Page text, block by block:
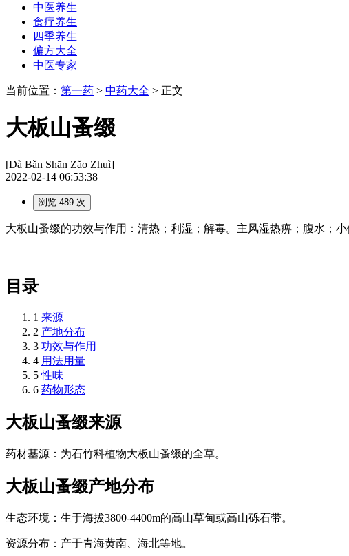
中医养生
食疗养生
四季养生
偏方大全
中医专家
当前位置： 第一药 > 中药大全 > 正文
大板山蚤缀
[Dà Bǎn Shān Zǎo Zhuì]
2022-02-14 06:53:38
浏览 489 次
大板山蚤缀的功效与作用：清热；利湿；解毒。主风湿热痹；腹水；
目录
1 来源
2 产地分布
3 功效与作用
4 用法用量
5 性味
6 药物形态
大板山蚤缀来源
药材基源：为石竹科植物大板山蚤缀的全草。
大板山蚤缀产地分布
生态环境：生于海拔3800-4400m的高山草甸或高山砾石带。
资源分布：产于青海黄南、海北等地。